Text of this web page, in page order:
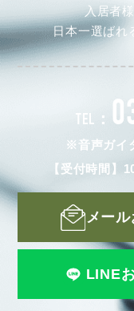
入居者
日本一選ばれ
TEL：
※音声ガイ
【受付時間】
メー
LINE